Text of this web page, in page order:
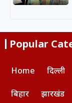
Popular
Home दिल्ली
बिहार झारखंड